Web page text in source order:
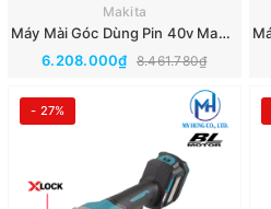
Makita
Máy Mài Góc Dùng Pin 40v Makita GA048GZ(Thân Máy)(BL)
6.208.000₫ 8.461.780₫
- 27%